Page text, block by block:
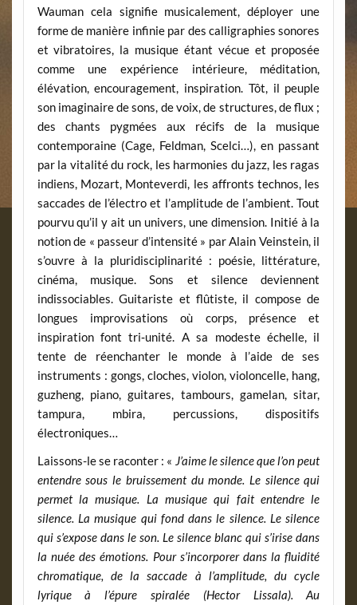
Wauman cela signifie musicalement, déployer une
forme de manière infinie par des calligraphies sonores
et vibratoires, la musique étant vécue et proposée
comme une expérience intérieure, méditation,
élévation, encouragement, inspiration. Tôt, il peuple
son imaginaire de sons, de voix, de structures, de flux ;
des chants pygmées aux récifs de la musique
contemporaine (Cage, Feldman, Scelci…), en passant
par la vitalité du rock, les harmonies du jazz, les ragas
indiens, Mozart, Monteverdi, les affronts technos, les
saccades de l’électro et l’amplitude de l’ambient. Tout
pourvu qu’il y ait un univers, une dimension. Initié à la
notion de « passeur d’intensité » par Alain Veinstein, il
s’ouvre à la pluridisciplinarité : poésie, littérature,
cinéma, musique. Sons et silence deviennent
indissociables. Guitariste et flûtiste, il compose de
longues improvisations où corps, présence et
inspiration font tri‐unité. A sa modeste échelle, il
tente de réenchanter le monde à l’aide de ses
instruments : gongs, cloches, violon, violoncelle, hang,
guzheng, piano, guitares, tambours, gamelan, sitar,
tampura, mbira, percussions, dispositifs
électroniques…
Laissons-le se raconter : « J’aime le silence que l’on peut
entendre sous le bruissement du monde. Le silence qui
permet la musique. La musique qui fait entendre le
silence. La musique qui fond dans le silence. Le silence
qui s’expose dans le son. Le silence blanc qui s’irise dans
la nuée des émotions. Pour s’incorporer dans la fluidité
chromatique, de la saccade à l’amplitude, du cycle
lyrique à l’épure spiralée (Hector Lissala). Au